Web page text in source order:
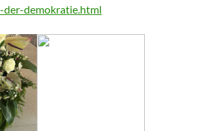
der-demokratie.html